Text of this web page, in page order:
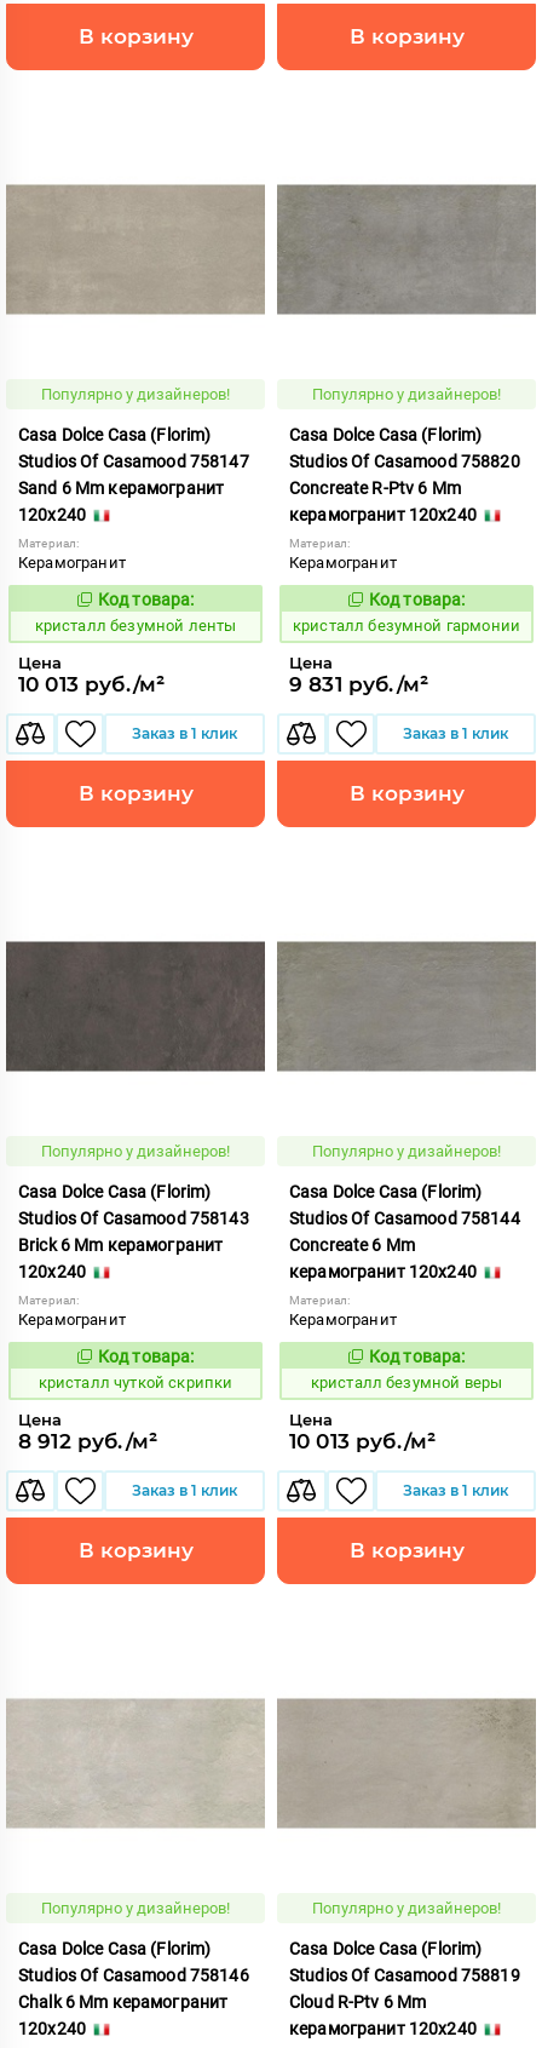
В корзину В корзину
Популярно у дизайнеров!
Casa Dolce Casa (Florim)
Studios Of Casamood 758147
Sand 6 Mm керамогранит
120x240
Материал:
Керамогранит
827293
Код товара:
кристалл безумной ленты
Цена
10 013 руб./м²
Заказ в 1 клик
В корзину
Популярно у дизайнеров!
Casa Dolce Casa (Florim)
Studios Of Casamood 758820
Concreate R-Ptv 6 Mm
керамогранит 120x240
Материал:
Керамогранит
827266
Код товара:
кристалл безумной гармонии
Цена
9 831 руб./м²
Заказ в 1 клик
В корзину
Популярно у дизайнеров!
Casa Dolce Casa (Florim)
Studios Of Casamood 758143
Brick 6 Mm керамогранит
120x240
Материал:
Керамогранит
827217
Код товара:
кристалл чуткой скрипки
Цена
8 912 руб./м²
Заказ в 1 клик
В корзину
Популярно у дизайнеров!
Casa Dolce Casa (Florim)
Studios Of Casamood 758144
Concreate 6 Mm
керамогранит 120x240
Материал:
Керамогранит
827258
Код товара:
кристалл безумной веры
Цена
10 013 руб./м²
Заказ в 1 клик
В корзину
Популярно у дизайнеров!
Casa Dolce Casa (Florim)
Studios Of Casamood 758146
Chalk 6 Mm керамогранит
120x240
Популярно у дизайнеров!
Casa Dolce Casa (Florim)
Studios Of Casamood 758819
Cloud R-Ptv 6 Mm
керамогранит 120x240